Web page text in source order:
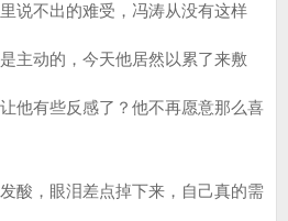
不出的难受，冯涛从没有这样
主动的，今天他居然以累了来敷
他有些反感了？他不再愿意那么喜
，眼泪差点掉下来，自己真的需